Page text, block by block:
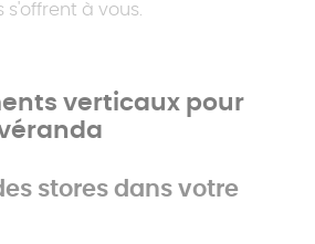
s'offrent à vous.
verticaux pour
stores dans votre